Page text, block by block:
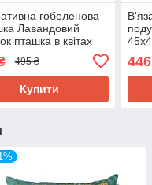
гобеленова
Лавандовий
пташка в квітах
495 ₴
Купити
446